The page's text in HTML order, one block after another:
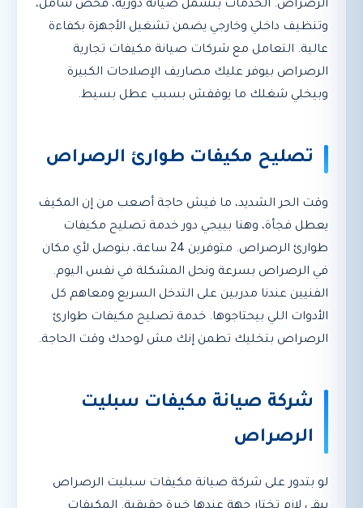
الرصراص. الخدمات بتشمل صيانة دورية، فحص شامل،
وتنظيف داخلي وخارجي يضمن تشغيل الأجهزة بكفاءة
عالية. التعامل مع شركات صيانة مكيفات تجارية
الرصراص بيوفر عليك مصاريف الإصلاحات الكبيرة
وبيخلي شغلك ما يوقفش بسبب عطل بسيط.
تصليح مكيفات طوارئ الرصراص
وقت الحر الشديد، ما فيش حاجة أصعب من إن المكيف
يعطل فجأة، وهنا بييجي دور خدمة تصليح مكيفات
طوارئ الرصراص. متوفرين 24 ساعة، بنوصل لأي مكان
في الرصراص بسرعة ونحل المشكلة في نفس اليوم.
الفنيين عندنا مدربين على التدخل السريع ومعاهم كل
الأدوات اللي بيحتاجوها. خدمة تصليح مكيفات طوارئ
الرصراص بتخليك تطمن إنك مش لوحدك وقت الحاجة.
شركة صيانة مكيفات سبليت
الرصراص
لو بتدور على شركة صيانة مكيفات سبليت الرصراص